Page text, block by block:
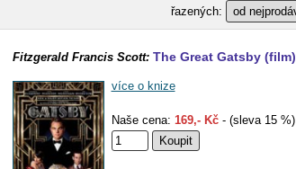
řazených:
Fitzgerald Francis Scott: The Great Gatsby (film)
více o knize
Naše cena: 169,- Kč- (sleva 15 %)